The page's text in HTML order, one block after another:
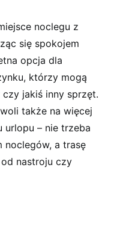
noclegu z
się spokojem
opcja dla
którzy mogą
jakiś inny sprzęt.
także na więcej
urlopu – nie trzeba
noclegów, a trasę
nastroju czy